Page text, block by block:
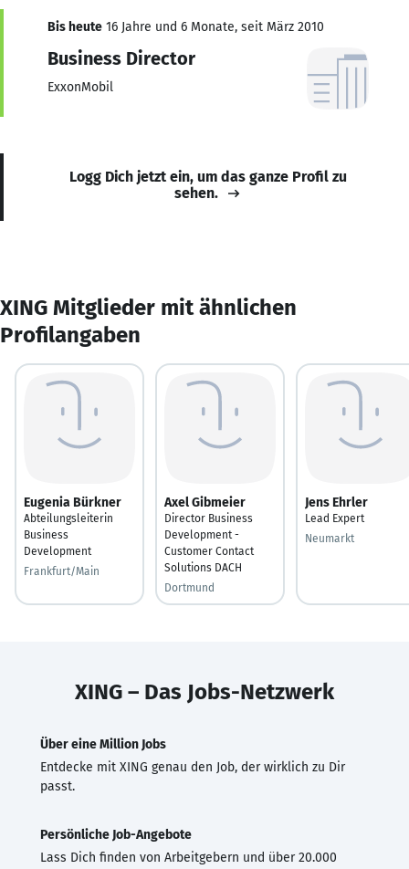
Bis heute 16 Jahre und 6 Monate, seit März 2010
Business Director
ExxonMobil
Logg Dich jetzt ein, um das ganze Profil zu
sehen.
XING Mitglieder mit ähnlichen
Profilangaben
Eugenia Bürkner
Abteilungsleiterin
Business
Development
Frankfurt/Main
Axel Gibmeier
Director Business
Development -
Customer Contact
Solutions DACH
Dortmund
Jens Ehrler
Lead Expert
Neumarkt
XING – Das Jobs-Netzwerk
Über eine Million Jobs
Entdecke mit XING genau den Job, der wirklich zu Dir
passt.
Persönliche Job-Angebote
Lass Dich finden von Arbeitgebern und über 20.000